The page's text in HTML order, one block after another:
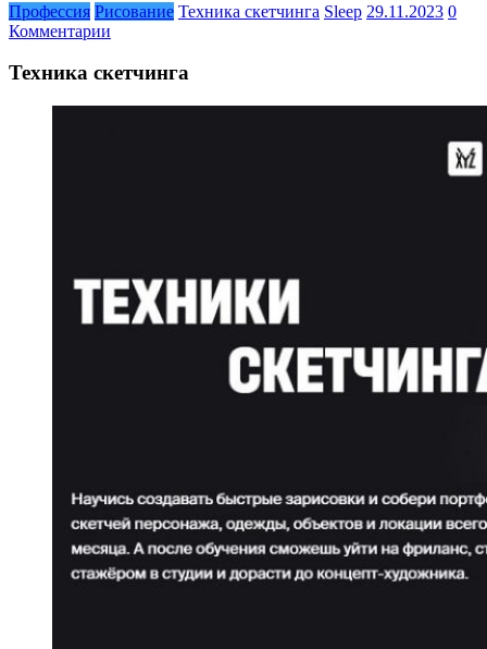
Профессия Рисование Техника скетчинга Sleep 29.11.2023 0
Комментарии
Техника скетчинга